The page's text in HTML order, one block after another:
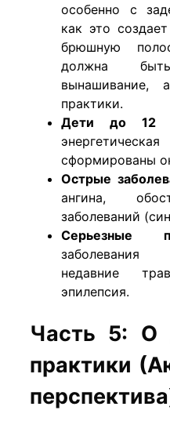
особенно с
как это
брюшную
должна
вынашивание,
практики.
Дети до 12
сформированы
Острые
ангина,
заболеваний
Серьезные
заболевания
недавние
эпилепсия.
Часть 5: О
практики